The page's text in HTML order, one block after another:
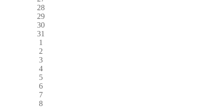
28
29
30
31
1
2
3
4
5
6
7
8